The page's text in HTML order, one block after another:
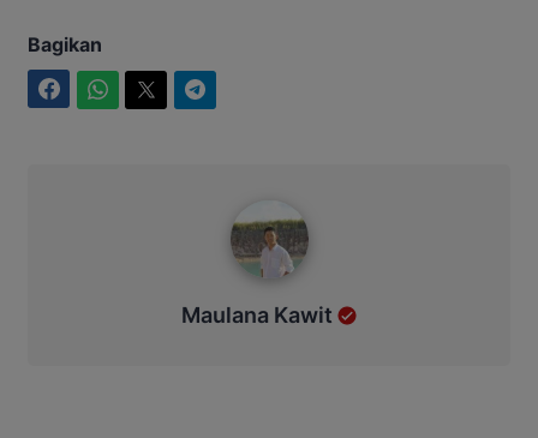
Bagikan
Maulana Kawit